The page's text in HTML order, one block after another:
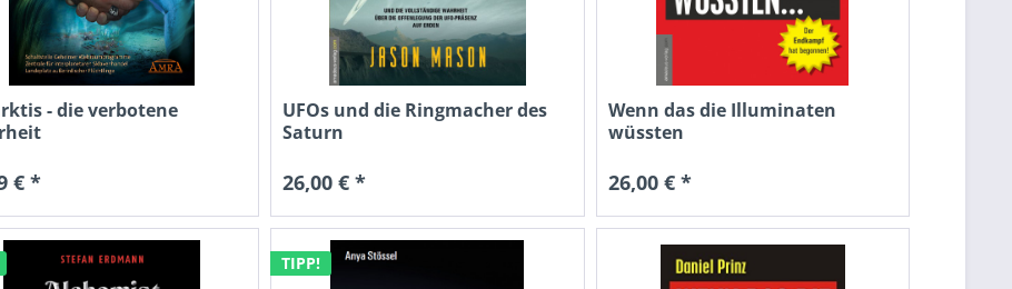
Wenn das die Illuminaten
wüssten
26,00 € *
- die verbotene
€ *
UFOs und die Ringmacher des
Saturn
26,00 € *
TIPP!